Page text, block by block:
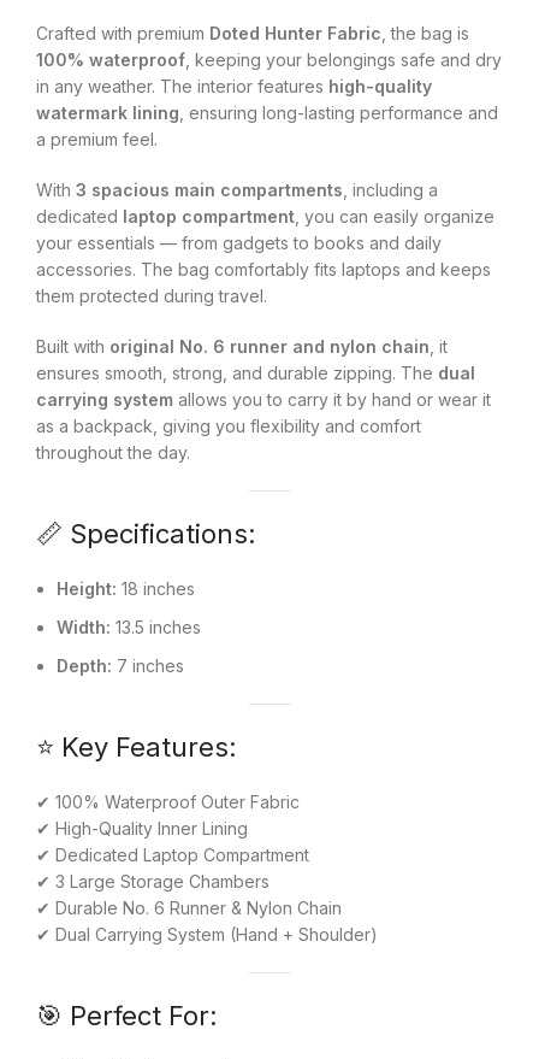
Crafted with premium Doted Hunter Fabric , the bag is
100% waterproof , keeping your belongings safe and dry
in any weather. The interior features high-quality
watermark lining , ensuring long-lasting performance and
a premium feel.
With 3 spacious main compartments , including a
dedicated laptop compartment , you can easily organize
your essentials — from gadgets to books and daily
accessories. The bag comfortably fits laptops and keeps
them protected during travel.
Built with original No. 6 runner and nylon chain , it
ensures smooth, strong, and durable zipping. The dual
carrying system allows you to carry it by hand or wear it
as a backpack, giving you flexibility and comfort
throughout the day.
📏 Specifications:
Height: 18 inches
Width: 13.5 inches
Depth: 7 inches
⭐ Key Features:
✔ 100% Waterproof Outer Fabric
✔ High-Quality Inner Lining
✔ Dedicated Laptop Compartment
✔ 3 Large Storage Chambers
✔ Durable No. 6 Runner & Nylon Chain
✔ Dual Carrying System (Hand + Shoulder)
🎯 Perfect For: